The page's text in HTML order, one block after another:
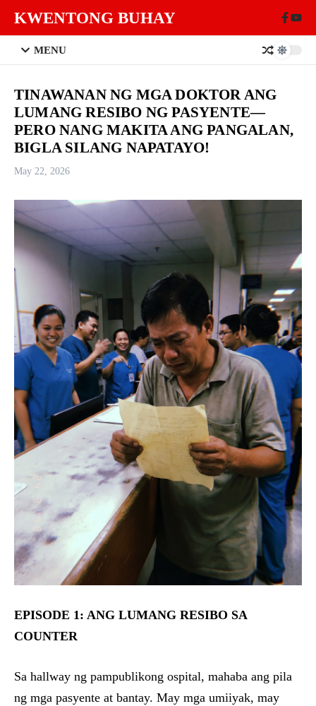
KWENTONG BUHAY
MENU
TINAWANAN NG MGA DOKTOR ANG
LUMANG RESIBO NG PASYENTE—
PERO NANG MAKITA ANG PANGALAN,
BIGLA SILANG NAPATAYO!
May 22, 2026
EPISODE 1: ANG LUMANG RESIBO SA
COUNTER
Sa hallway ng pampublikong ospital, mahaba ang pila
ng mga pasyente at bantay. May mga umiiyak, may